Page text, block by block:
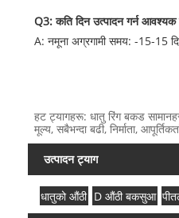
Q3: कति दिन उत्पादन गर्न
A: नमूना अग्रगामी समय: -15-15
हट ट्यागहरू: धातु रिंग बकड
मूल्य, सबैभन्दा बढी, निर्माता,
उत्पादन ट्याग
धातुको औंठी D औंठी बकसुआ